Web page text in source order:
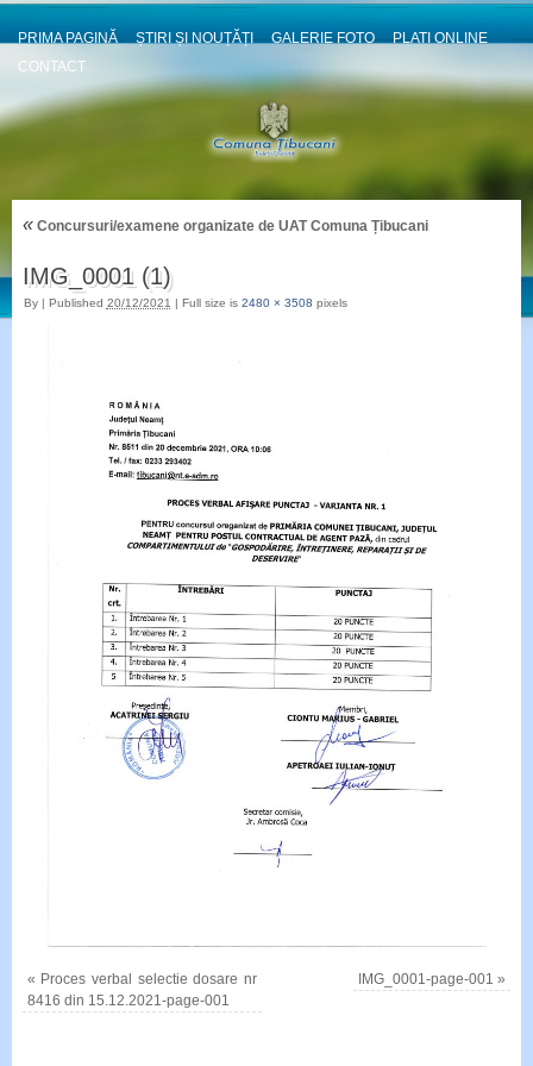
PRIMA PAGINĂ ȘTIRI ȘI NOUȚĂȚI GALERIE FOTO
PLATI ONLINE
CONTACT
«Concursuri/examene organizate de UAT Comuna Țibucani
IMG_0001 (1)
By | Published 20/12/2021 | Full size is 2480 × 3508 pixels
« Proces verbal selectie dosare nr
8416 din 15.12.2021-page-001
IMG_0001-page-001 »